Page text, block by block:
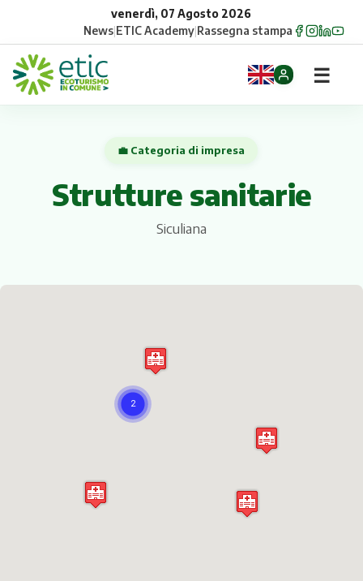
venerdì, 07 Agosto 2026
News|ETIC Academy|Rassegna stampa
Comuni
Gruppi
☰
💼 Categoria di impresa
Strutture sanitarie
Siculiana